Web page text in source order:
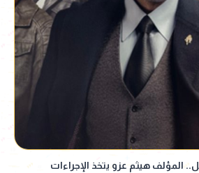
المؤلف هيثم عزو يتخذ الإجراءات